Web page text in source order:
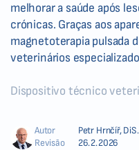
melhorar a saúde após
crónicas. Graças aos
magnetoterapia pulsada
veterinários
Dispositivo técnico
Autor
Petr Hrnčíř, DiS.
Revisão
26.2.2026